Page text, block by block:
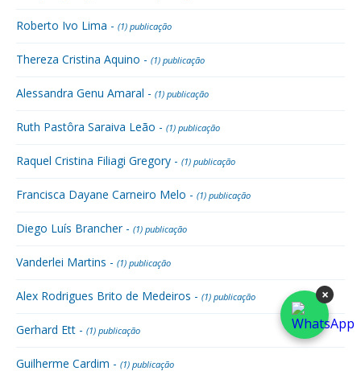
Roberto Ivo Lima - (1) publicação
Thereza Cristina Aquino - (1) publicação
Alessandra Genu Amaral - (1) publicação
Ruth Pastôra Saraiva Leão - (1) publicação
Raquel Cristina Filiagi Gregory - (1) publicação
Francisca Dayane Carneiro Melo - (1) publicação
Diego Luís Brancher - (1) publicação
Vanderlei Martins - (1) publicação
Alex Rodrigues Brito de Medeiros - (1) publicação
Gerhard Ett - (1) publicação
Guilherme Cardim - (1) publicação
×